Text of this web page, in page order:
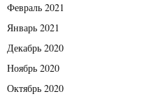
Февраль 2021
Январь 2021
Декабрь 2020
Ноябрь 2020
Октябрь 2020